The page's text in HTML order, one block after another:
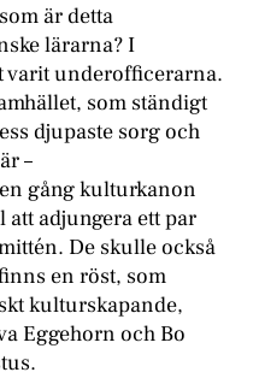
är detta
lärarna? I
varit underofficerarna.
som ständigt
djupaste sorg och
–
gång kulturkanon
att adjungera ett par
De skulle också
en röst, som
kulturskapande,
Eggehorn och Bo